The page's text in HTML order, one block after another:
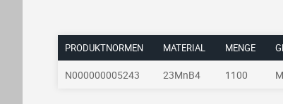
PRODUKTNORMEN MATERIAL MENGE
N000000005243 23MnB4 1100